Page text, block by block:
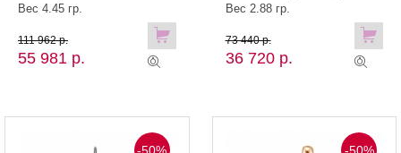
Вес 4.45 гр.
55 981 р.
111 962 р.
Вес 2.88 гр.
36 720 р.
73 440 р.
-50% -50%